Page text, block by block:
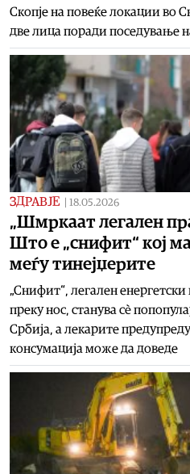
Скопје на повеќе локации во
две лица поради поседување
ЗДРАВЈЕ 18.05.2026
„Шмркаат легален
Што е „снифит“ кој
меѓу тинејџерите
„Снифит“, легален
преку нос, станува сè
Србија, а лекарите
консумација може да доведе